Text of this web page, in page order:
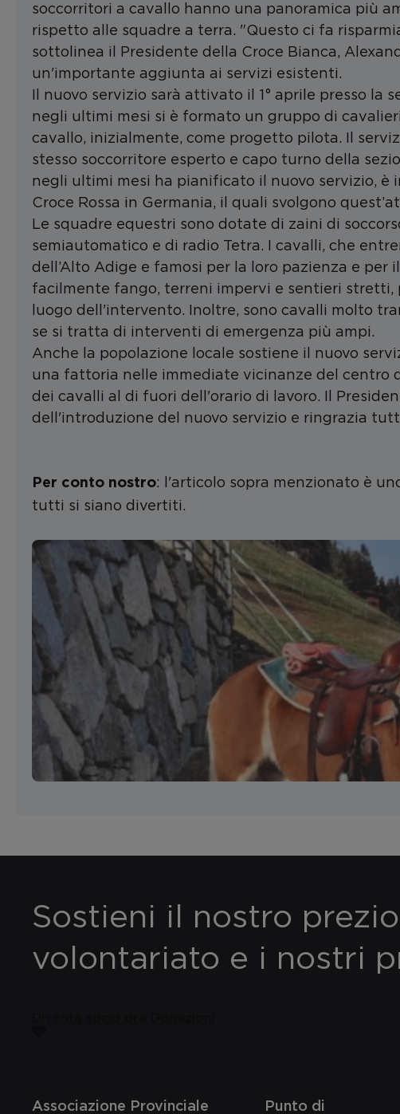
soccorritori a cavallo hanno una panoramica più
rispetto alle squadre a terra. "Questo ci fa
sottolinea il Presidente della Croce Bianca,
un'importante aggiunta ai servizi esistenti.
Il nuovo servizio sarà attivato il 1° aprile presso la
negli ultimi mesi si è formato un gruppo di
cavallo, inizialmente, come progetto pilota. Il
stesso soccorritore esperto e capo turno della
negli ultimi mesi ha pianificato il nuovo servizio,
Croce Rossa in Germania, il quali svolgono
Le squadre equestri sono dotate di zaini di
semiautomatico e di radio Tetra. I cavalli, che
dell’Alto Adige e famosi per la loro pazienza e
facilmente fango, terreni impervi e sentieri
luogo dell'intervento. Inoltre, sono cavalli molto
se si tratta di interventi di emergenza più ampi.
Anche la popolazione locale sostiene il nuovo
una fattoria nelle immediate vicinanze del centro
dei cavalli al di fuori dell'orario di lavoro. Il
dell'introduzione del nuovo servizio e ringrazia
Per conto nostro: l'articolo sopra menzionato è
tutti si siano divertiti.
Sostieni il nostro
volontariato e i nostri
Associazione Provinciale Punto di